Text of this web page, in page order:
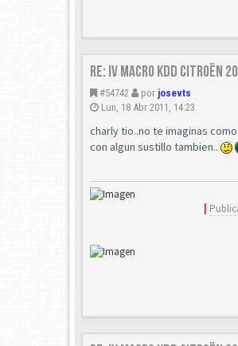
Re: IV Macro KDD Citroën
#54742 por josevts
Lun, 18 Abr 2011, 14:23
charly tio..no te imaginas
con algun sustillo tambien..